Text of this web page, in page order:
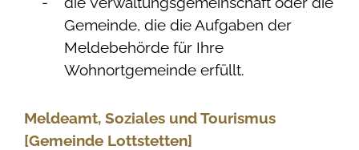
Gemeinde, die die Aufgaben der
Meldebehörde für Ihre
Wohnortgemeinde erfüllt.
Meldeamt, Soziales und Tourismus
[Gemeinde Lottstetten]